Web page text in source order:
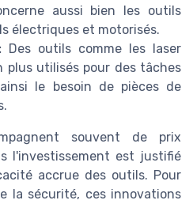
aussi bien les outils
électriques et motorisés.
Des outils comme les laser
plus utilisés pour des tâches
le besoin de pièces de
souvent de prix
l'investissement est justifié
accrue des outils. Pour
la sécurité, ces innovations